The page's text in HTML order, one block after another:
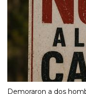
Demoraron a dos